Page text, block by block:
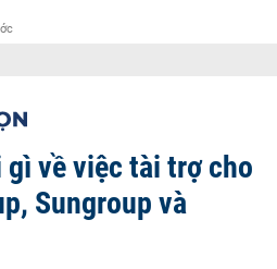
gì về việc tài trợ cho
Sungroup và